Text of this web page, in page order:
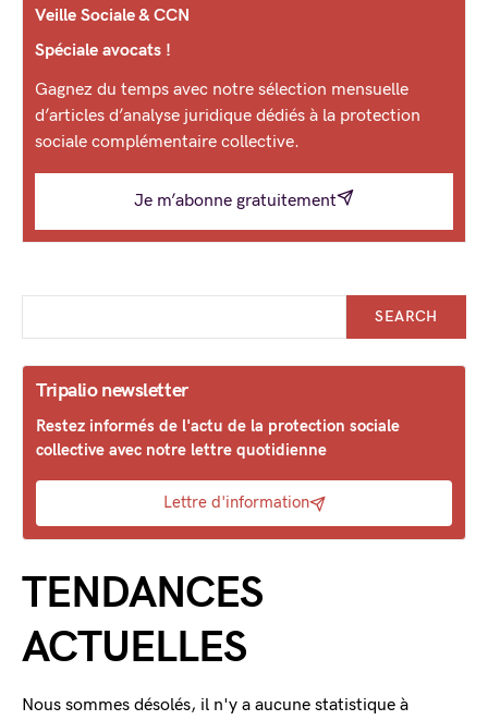
Veille Sociale & CCN
Spéciale avocats !
Gagnez du temps avec notre sélection mensuelle
d’articles d’analyse juridique dédiés à la protection
sociale complémentaire collective.
Je m’abonne gratuitement
SEARCH
Tripalio newsletter
Restez informés de l'actu de la protection sociale
collective avec notre lettre quotidienne
Lettre d'information
TENDANCES
ACTUELLES
Nous sommes désolés, il n'y a aucune statistique à